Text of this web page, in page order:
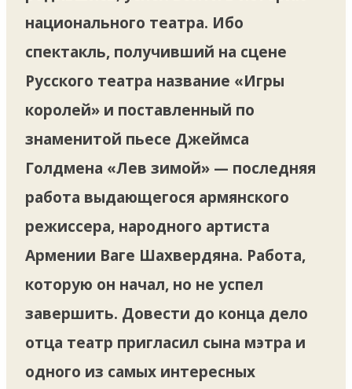
национального театра. Ибо
спектакль, получивший на сцене
Русского театра название «Игры
королей» и поставленный по
знаменитой пьесе Джеймса
Голдмена «Лев зимой» — последняя
работа выдающегося армянского
режиссера, народного артиста
Армении Ваге Шахвердяна. Работа,
которую он начал, но не успел
завершить. Довести до конца дело
отца театр пригласил сына мэтра и
одного из самых интересных